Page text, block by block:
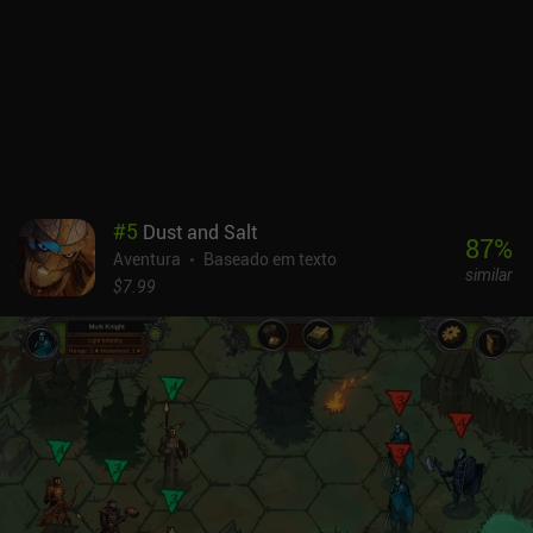
poder que nos foi concedido.Orwell custa US$ 5,49 no Android e
US$ 4,99 no iOS. Ele oferece uma experiência completa de PC
perfeitamente portada para dispositivos móveis e apresenta uma
das histórias mais intrigantes entre todas as aventuras baseadas
em texto.
#5 Dust and Salt
Aventura
Baseado em texto
$7.99
87%
similar